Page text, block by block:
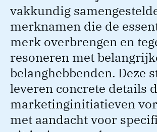
vakkundig
merknamen die de
merk overbrengen en
resoneren met
belanghebbenden. Deze
leveren concrete details
marketinginitiatieven
met aandacht voor